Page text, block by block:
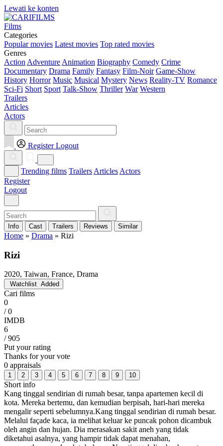
Lewati ke konten
Films
Categories
Popular movies Latest movies Top rated movies
Genres
Action Adventure Animation Biography Comedy Crime
Documentary Drama Family Fantasy Film-Noir Game-Show
History Horror Music Musical Mystery News Reality-TV Romance
Sci-Fi Short Sport Talk-Show Thriller War Western
Trailers
Articles
Actors
Register Logout
Trending films Trailers Articles Actors
Register
Logout
Info Cast Trailers Reviews Similar
Home » Drama » Rizi
Rizi
2020, Taiwan, France, Drama
Watchlist Added
Cari films
0
/ 0
IMDB
6
/ 905
Put your rating
Thanks for your vote
0 appraisals
1 2 3 4 5 6 7 8 9 10
Short info
Kang tinggal sendirian di rumah besar, tanpa apartemen kecil di
kota. Mereka bertemu, dan kemudian berpisah, hari-hari mereka
mengalir seperti sebelumnya.Kang tinggal sendirian di rumah besar.
Melalui façade kaca, ia melihat keluar ke puncak pohon dicambuk
oleh angin dan hujan. Dia merasakan sakit aneh yang tidak
diketahui asalnya, yang hampir tidak dapat menahan,